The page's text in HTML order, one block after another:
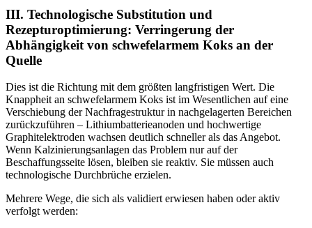
III. Technologische Substitution und
Rezepturoptimierung: Verringerung der
Abhängigkeit von schwefelarmem Koks an der
Quelle
Dies ist die Richtung mit dem größten langfristigen Wert. Die
Knappheit an schwefelarmem Koks ist im Wesentlichen auf eine
Verschiebung der Nachfragestruktur in nachgelagerten Bereichen
zurückzuführen – Lithiumbatterieanoden und hochwertige
Graphitelektroden wachsen deutlich schneller als das Angebot.
Wenn Kalzinierungsanlagen das Problem nur auf der
Beschaffungsseite lösen, bleiben sie reaktiv. Sie müssen auch
technologische Durchbrüche erzielen.
Mehrere Wege, die sich als validiert erwiesen haben oder aktiv
verfolgt werden: